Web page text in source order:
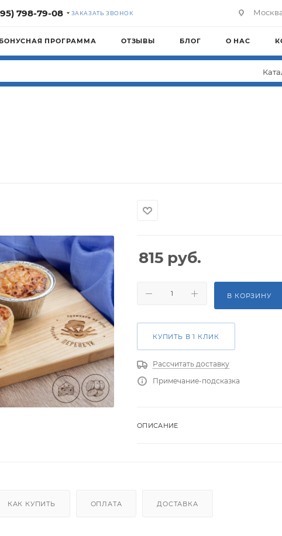
798-79-08 ЗАКАЗАТЬ ЗВОНОК
БОНУСНАЯ ПРОГРАММА ОТЗЫВЫ БЛОГ О НАС
815 руб.
В КОРЗИНУ
КУПИТЬ В 1 КЛИК
Рассчитать доставку
Примечание-подсказка
ОПИСАНИЕ
КАК КУПИТЬ ОПЛАТА ДОСТАВКА